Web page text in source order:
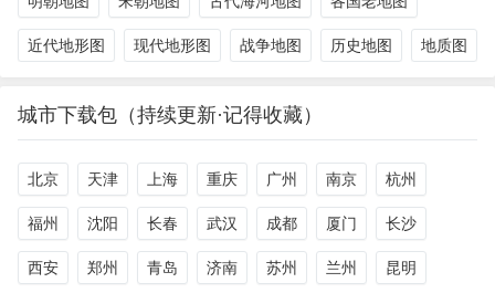
近代地形图 现代地形图 战争地图 历史地图 地质图
城市下载包（持续更新·记得收藏）
北京 天津 上海 重庆 广州 南京 杭州
福州 沈阳 长春 武汉 成都 厦门 长沙
西安 郑州 青岛 济南 苏州 兰州 昆明